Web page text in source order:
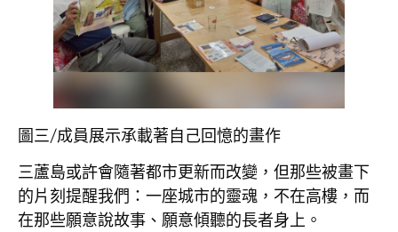
圖三/成員展示承載著自己回憶的畫作
三蘆島或許會隨著都市更新而改變，但那些被畫下
的片刻提醒我們：一座城市的靈魂，不在高樓，而
在那些願意說故事、願意傾聽的長者身上。